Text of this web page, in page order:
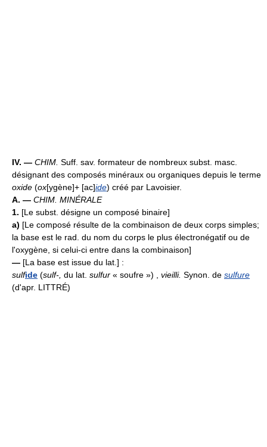
IV. — CHIM. Suff. sav. formateur de nombreux subst. masc.
désignant des composés minéraux ou organiques depuis le terme
oxide (ox[ygène]+ [ac]ide) créé par Lavoisier.
A. — CHIM. MINÉRALE
1. [Le subst. désigne un composé binaire]
a) [Le composé résulte de la combinaison de deux corps simples;
la base est le rad. du nom du corps le plus électronégatif ou de
l'oxygène, si celui-ci entre dans la combinaison]
— [La base est issue du lat.] :
sulfide (sulf-, du lat. sulfur « soufre ») , vieilli. Synon. de sulfure
(d'apr. LITTRÉ)